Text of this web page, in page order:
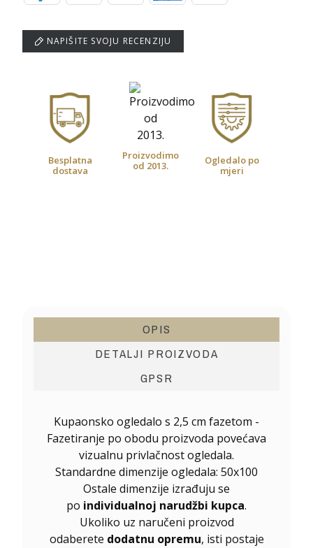
NAPIŠITE SVOJU RECENZIJU
Besplatna
dostava
Proizvodimo
od 2013.
Ogledalo po
mjeri
OPIS
DETALJI PROIZVODA
GPSR
Kupaonsko ogledalo s 2,5 cm fazetom -
Fazetiranje po obodu proizvoda povećava
vizualnu privlačnost ogledala.
Standardne dimenzije ogledala: 50x100
Ostale dimenzije izrađuju se
po individualnoj narudžbi kupca.
Ukoliko uz naručeni proizvod
odaberete dodatnu opremu, isti postaje